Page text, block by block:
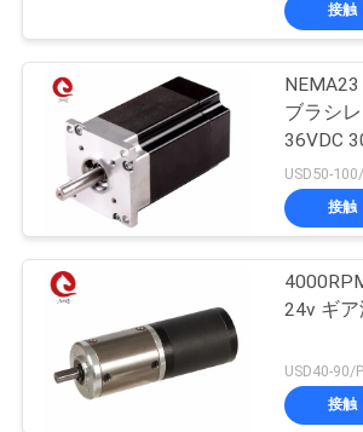
接触
ブラシ
36VDC
0.6N.M
接触
24v ギ
接触